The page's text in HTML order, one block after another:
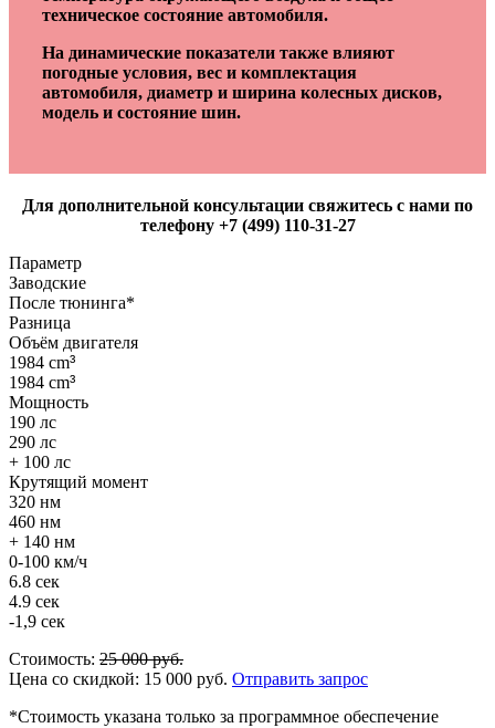
техническое состояние автомобиля.
На динамические показатели также влияют
погодные условия, вес и комплектация
автомобиля, диаметр и ширина колесных дисков,
модель и состояние шин.
Для дополнительной консультации свяжитесь с нами по
телефону +7 (499) 110-31-27
Параметр
Заводские
После тюнинга*
Разница
Объём двигателя
1984 cm³
1984 cm³
Мощность
190 лс
290 лс
+ 100 лс
Крутящий момент
320 нм
460 нм
+ 140 нм
0-100 км/ч
6.8 сек
4.9 сек
-1,9 сек
Стоимость: 25 000руб.
Цена со скидкой: 15 000 руб. Отправить запрос
*Стоимость указана только за программное обеспечение